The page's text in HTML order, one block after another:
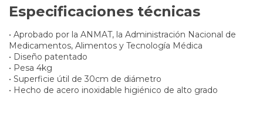
Especificaciones técnicas
• Aprobado por la ANMAT, la Administración Nacional de
Medicamentos, Alimentos y Tecnología Médica
• Diseño patentado
• Pesa 4kg
• Superficie útil de 30cm de diámetro
• Hecho de acero inoxidable higiénico de alto grado